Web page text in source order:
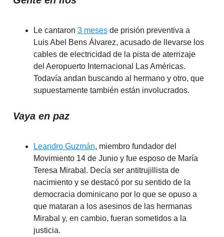
Le cantaron 3 meses de prisión preventiva a
Luis Abel Bens Álvarez, acusado de llevarse los
cables de electricidad de la pista de aterrizaje
del Aeropuerto Internacional Las Américas.
Todavía andan buscando al hermano y otro, que
supuestamente también están involucrados.
Vaya en paz
Leandro Guzmán, miembro fundador del
Movimiento 14 de Junio y fue esposo de María
Teresa Mirabal. Decía ser antitrujillista de
nacimiento y se destacó por su sentido de la
democracia dominicano por lo que se opuso a
que mataran a los asesinos de las hermanas
Mirabal y, en cambio, fueran sometidos a la
justicia.